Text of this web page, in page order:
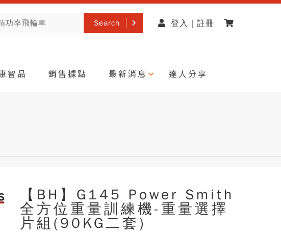
Search 登入 | 註冊
智品 銷售據點 最新消息 達人分享
【BH】G145 Power Smith
全方位重量訓練機-重量選擇
片組(90KG二套)